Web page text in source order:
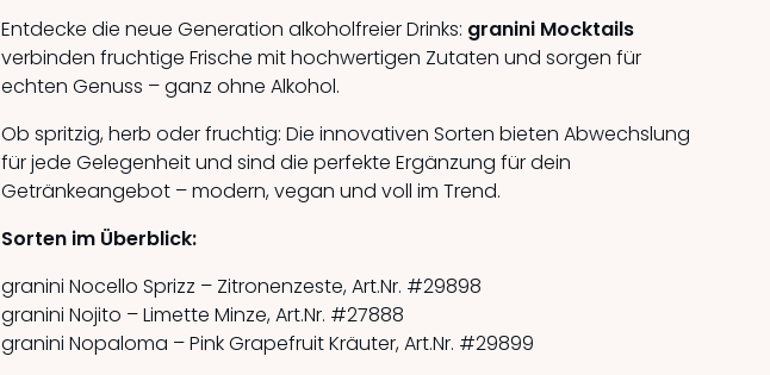
Entdecke die neue Generation alkoholfreier Drinks: granini Mocktails
verbinden fruchtige Frische mit hochwertigen Zutaten und sorgen für
echten Genuss – ganz ohne Alkohol.
Ob spritzig, herb oder fruchtig: Die innovativen Sorten bieten Abwechslung
für jede Gelegenheit und sind die perfekte Ergänzung für dein
Getränkeangebot – modern, vegan und voll im Trend.
Sorten im Überblick:
granini Nocello Sprizz – Zitronenzeste, Art.Nr. #29898
granini Nojito – Limette Minze, Art.Nr. #27888
granini Nopaloma – Pink Grapefruit Kräuter, Art.Nr. #29899